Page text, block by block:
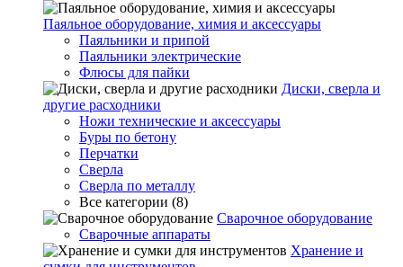
Паяльное оборудование, химия и аксессуары
Паяльники и припой
Паяльники электрические
Флюсы для пайки
Диски, сверла и
другие расходники
Ножи технические и аксессуары
Буры по бетону
Перчатки
Сверла
Сверла по металлу
Все категории (8)
Сварочное оборудование
Сварочные аппараты
Хранение и